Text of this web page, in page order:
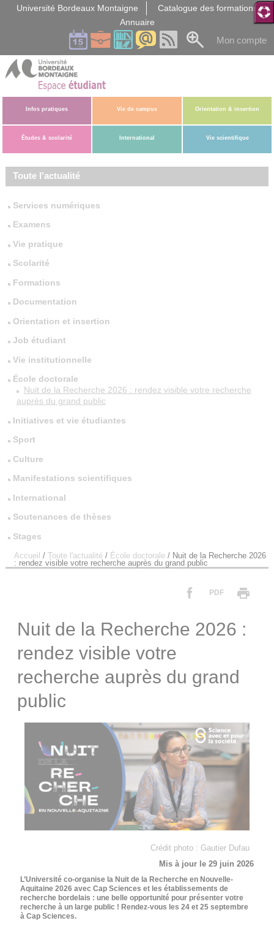
Université Bordeaux Montaigne
Catalogue des formations
Annuaire
Mon compte
Infos pratiques Vie de campus Orientation & insertion
Études & scolarité International Vie scientifique
Toute l'actualité
Services numériques
Examens
Vie pratique
Scolarité
Formations
Documentation
Orientation et insertion
Job étudiant
Vie institutionnelle
École doctorale
Nuit de la Recherche 2026 : rendez visible votre recherche
auprès du grand public
Initiatives et vie étudiantes
Sport
Culture
Manifestations scientifiques
International
Soutenances de thèses
Stages
Accueil / Toute l'actualité/ École doctorale/ Nuit de la Recherche 2026
: rendez visible votre recherche auprès du grand public
PDF
Nuit de la Recherche 2026 :
rendez visible votre
recherche auprès du grand
public
Crédit photo : Gautier Dufau
Mis à jour le 29 juin 2026
L’Université co-organise la Nuit de la Recherche en Nouvelle-
Aquitaine 2026 avec Cap Sciences et les établissements de
recherche bordelais : une belle opportunité pour présenter votre
recherche à un large public ! Rendez-vous les 24 et 25 septembre
à Cap Sciences.
Gestion des cookies